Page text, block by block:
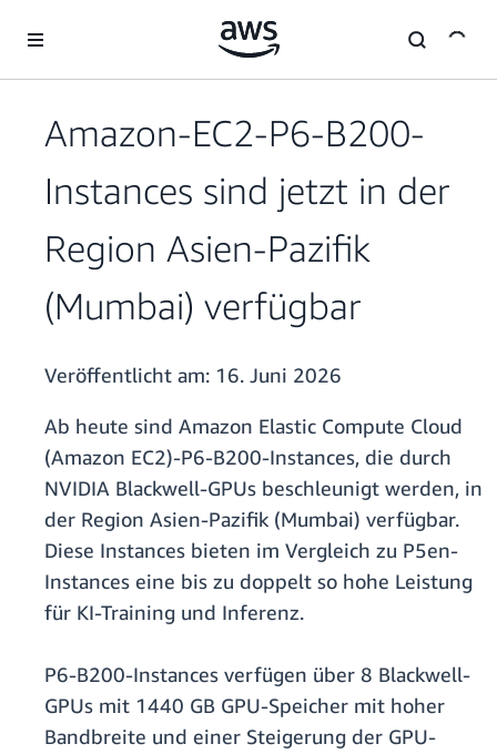
Überspringen zum Hauptinhalt
Amazon-EC2-P6-B200-
Instances sind jetzt in der
Region Asien-Pazifik
(Mumbai) verfügbar
Veröffentlicht am: 16. Juni 2026
Ab heute sind Amazon Elastic Compute Cloud
(Amazon EC2)-P6-B200-Instances, die durch
NVIDIA Blackwell-GPUs beschleunigt werden, in
der Region Asien-Pazifik (Mumbai) verfügbar.
Diese Instances bieten im Vergleich zu P5en-
Instances eine bis zu doppelt so hohe Leistung
für KI-Training und Inferenz.
P6-B200-Instances verfügen über 8 Blackwell-
GPUs mit 1440 GB GPU-Speicher mit hoher
Bandbreite und einer Steigerung der GPU-